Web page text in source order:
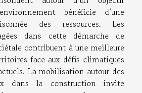
bénéficie d’une
des ressources. Les
dans cette démarche de
contribuent à une meilleure
face aux défis climatiques
La mobilisation autour des
dans la construction invite